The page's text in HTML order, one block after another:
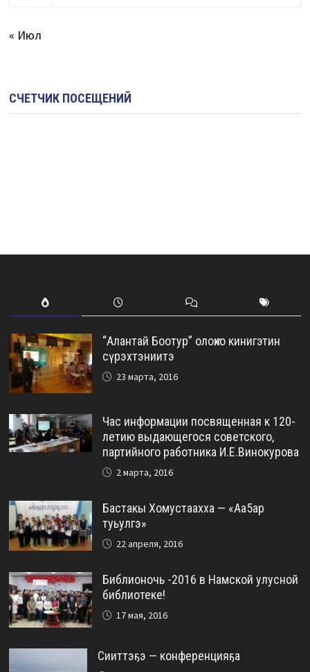
« Июл
СЧЕТЧИК ПОСЕЩЕНИЙ
“Алантай Боотур” олоҥхо кинигэтин
сүрэхтэниитэ
23 марта, 2016
Час информации посвященная к 120-
летию выдающегося советского,
партийного работника И.Е.Винокурова
2 марта, 2016
Бастакы Хомустаахха — «Аа5ар
туьулгэ»
22 апреля, 2016
Библионочь -2016 в Намской улусной
библиотеке!
17 мая, 2016
Сииттэҕэ — конференцияҕа